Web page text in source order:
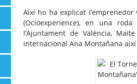
Així ho ha explicat
(Ocioexperience), en una
l’Ajuntament de València,
internacional Ana Montañana